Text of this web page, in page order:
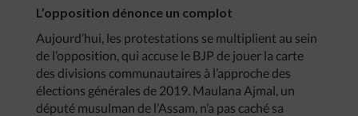
L’opposition dénonce un complot
Aujourd’hui, les protestations se multiplient au sein
de l’opposition, qui accuse le BJP de jouer la carte
des divisions communautaires à l’approche des
élections générales de 2019. Maulana Ajmal, un
député musulman de l’Assam, n’a pas caché sa